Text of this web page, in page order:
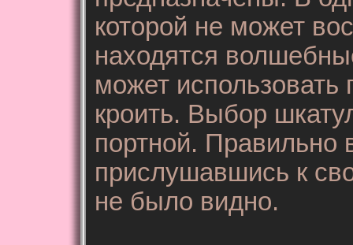
которой не может
находятся
может
кроить. Выбор
портной. Правильно
прислушавшись к
не было видно.